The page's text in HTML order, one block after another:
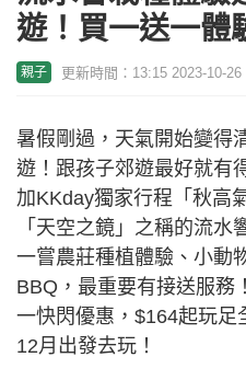
遊！買一送一體
親子 更新時間：13:15 2023-10-26
暑假剛過，天氣開始變得
遊！跟孩子郊遊最好就有
加KKday獨家行程「秋高
「天空之鏡」之稱的流水
一嘗農莊種植體驗、小動
BBQ，最重要有接送服務
一快閃優惠，$164起玩足
12月出發去玩！